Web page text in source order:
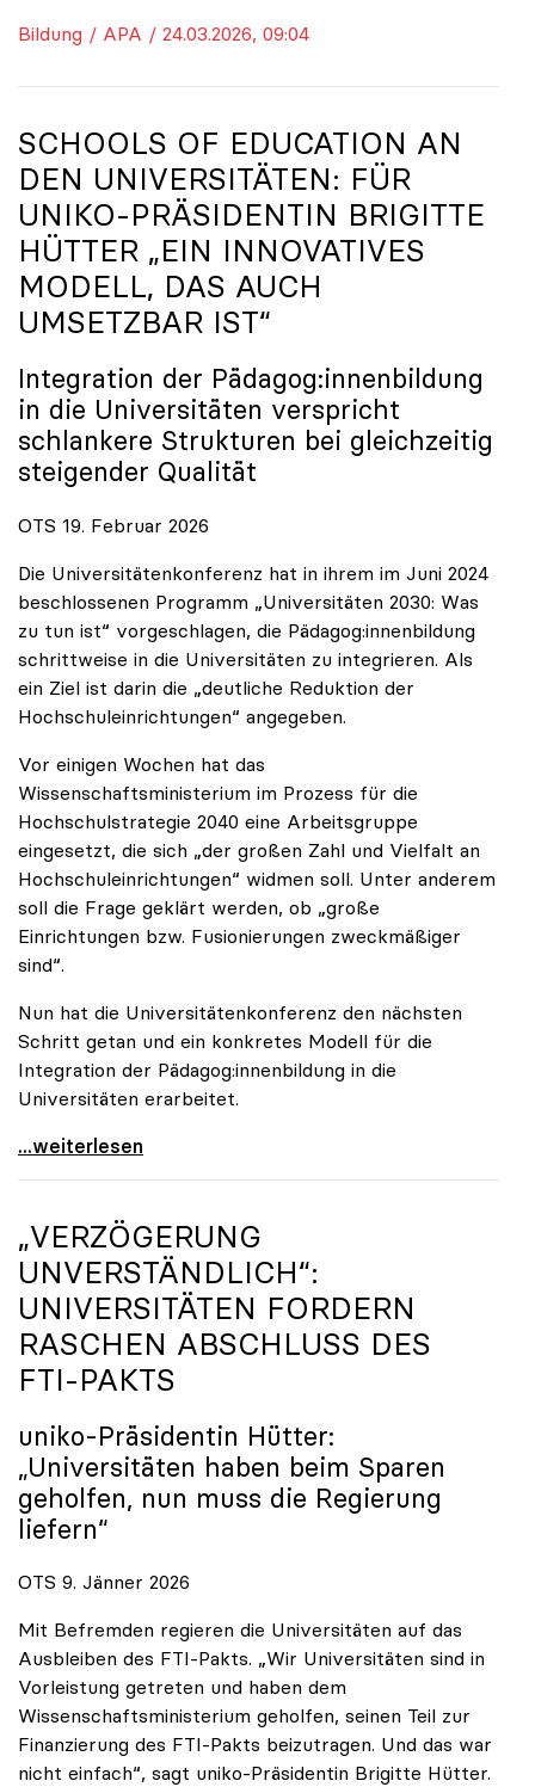
Bildung / APA / 24.03.2026, 09:04
SCHOOLS OF EDUCATION AN
DEN UNIVERSITÄTEN: FÜR
UNIKO-PRÄSIDENTIN BRIGITTE
HÜTTER „EIN INNOVATIVES
MODELL, DAS AUCH
UMSETZBAR IST“
Integration der Pädagog:innenbildung
in die Universitäten verspricht
schlankere Strukturen bei gleichzeitig
steigender Qualität
OTS 19. Februar 2026
Die Universitätenkonferenz hat in ihrem im Juni 2024
beschlossenen Programm „Universitäten 2030: Was
zu tun ist“ vorgeschlagen, die Pädagog:innenbildung
schrittweise in die Universitäten zu integrieren. Als
ein Ziel ist darin die „deutliche Reduktion der
Hochschuleinrichtungen“ angegeben.
Vor einigen Wochen hat das
Wissenschaftsministerium im Prozess für die
Hochschulstrategie 2040 eine Arbeitsgruppe
eingesetzt, die sich „der großen Zahl und Vielfalt an
Hochschuleinrichtungen“ widmen soll. Unter anderem
soll die Frage geklärt werden, ob „große
Einrichtungen bzw. Fusionierungen zweckmäßiger
sind“.
Nun hat die Universitätenkonferenz den nächsten
Schritt getan und ein konkretes Modell für die
Integration der Pädagog:innenbildung in die
Universitäten erarbeitet.
Schools of Education an den Universitäten: Für
...weiterlesen
„VERZÖGERUNG
UNVERSTÄNDLICH“:
UNIVERSITÄTEN FORDERN
RASCHEN ABSCHLUSS DES
FTI-PAKTS
uniko-Präsidentin Hütter:
„Universitäten haben beim Sparen
geholfen, nun muss die Regierung
liefern“
OTS 9. Jänner 2026
Mit Befremden regieren die Universitäten auf das
Ausbleiben des FTI-Pakts. „Wir Universitäten sind in
Vorleistung getreten und haben dem
Wissenschaftsministerium geholfen, seinen Teil zur
Finanzierung des FTI-Pakts beizutragen. Und das war
nicht einfach“, sagt uniko-Präsidentin Brigitte Hütter.